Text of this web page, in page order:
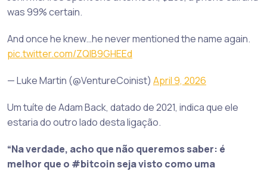
was 99% certain.
And once he knew…he never mentioned the name again.
pic.twitter.com/ZQIB9GHEEd
— Luke Martin (@VentureCoinist) April 9, 2026
Um tuíte de Adam Back, datado de 2021, indica que ele
estaria do outro lado desta ligação.
“Na verdade, acho que não queremos saber: é
melhor que o #bitcoin seja visto como uma